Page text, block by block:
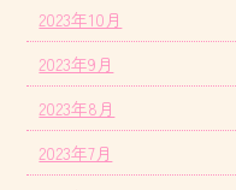
2023年10月
2023年9月
2023年8月
2023年7月